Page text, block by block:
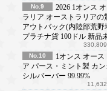
No.9
2026 1オンス
ラリア オーストラリアの
アウトバック(内陸部荒野
プラチナ貨 100ドル 新品
No.10
1オンス オース
ア パース・ミント製 カ
シルバーバー 99.99%